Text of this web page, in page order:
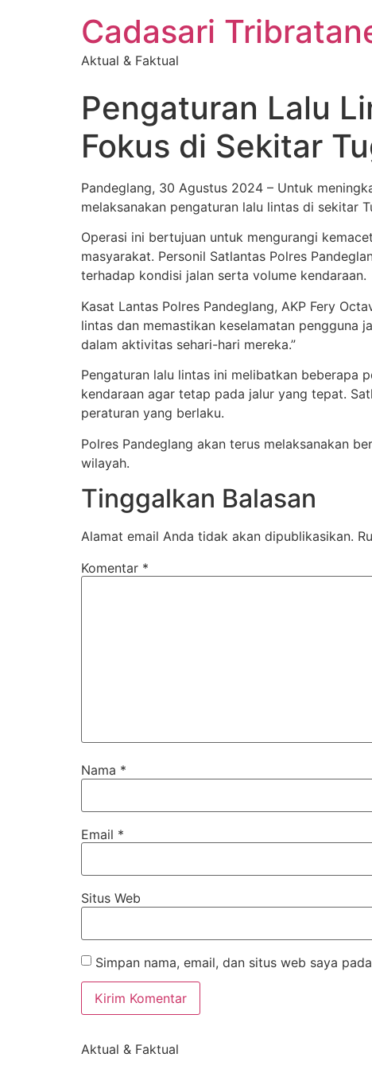
Cadasari
Aktual & Faktual
Pengaturan Lalu
Fokus di Sekitar
Pandeglang, 30 Agustus 2024 – Untuk
melaksanakan pengaturan lalu lintas di sekitar
Operasi ini bertujuan untuk mengurangi
masyarakat. Personil Satlantas Polres
terhadap kondisi jalan serta volume kendaraan.
Kasat Lantas Polres Pandeglang, AKP Fery
lintas dan memastikan keselamatan pengguna
dalam aktivitas sehari-hari mereka.”
Pengaturan lalu lintas ini melibatkan beberapa
kendaraan agar tetap pada jalur yang tepat.
peraturan yang berlaku.
Polres Pandeglang akan terus melaksanakan
wilayah.
Tinggalkan Balasan
Alamat email Anda tidak akan dipublikasikan.
Komentar *
Nama *
Email *
Situs Web
Simpan nama, email, dan situs web saya
Aktual & Faktual